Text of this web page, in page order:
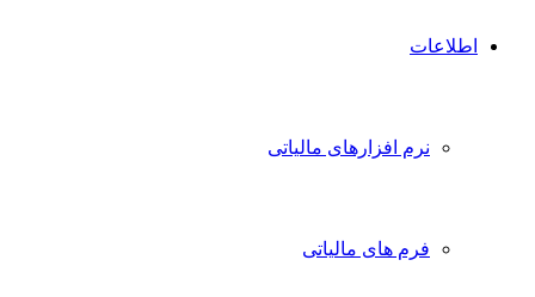
اطلاعات
نرم افزارهای مالیاتی
فرم های مالیاتی